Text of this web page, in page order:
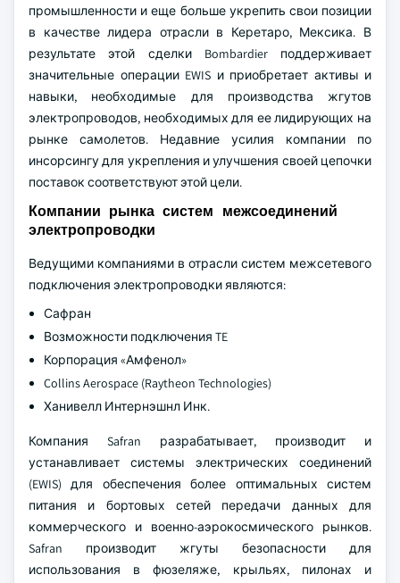
промышленности и еще больше укрепить свои позиции
в качестве лидера отрасли в Керетаро, Мексика. В
результате этой сделки Bombardier поддерживает
значительные операции EWIS и приобретает активы и
навыки, необходимые для производства жгутов
электропроводов, необходимых для ее лидирующих на
рынке самолетов. Недавние усилия компании по
инсорсингу для укрепления и улучшения своей цепочки
поставок соответствуют этой цели.
Компании рынка систем межсоединений
электропроводки
Ведущими компаниями в отрасли систем межсетевого
подключения электропроводки являются:
Сафран
Возможности подключения TE
Корпорация «Амфенол»
Collins Aerospace (Raytheon Technologies)
Ханивелл Интернэшнл Инк.
Компания Safran разрабатывает, производит и
устанавливает системы электрических соединений
(EWIS) для обеспечения более оптимальных систем
питания и бортовых сетей передачи данных для
коммерческого и военно-аэрокосмического рынков.
Safran производит жгуты безопасности для
использования в фюзеляже, крыльях, пилонах и